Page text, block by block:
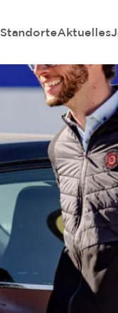
StandorteAktuelles